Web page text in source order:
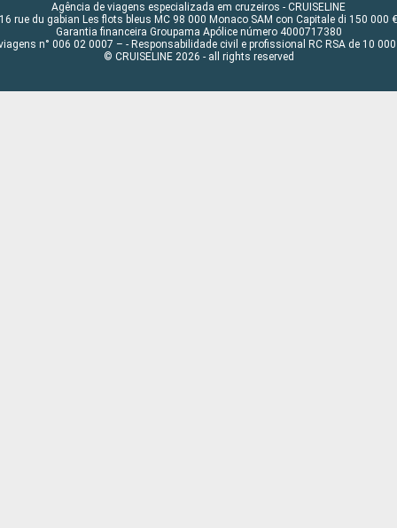
Agência de viagens especializada em cruzeiros - CRUISELINE
16 rue du gabian Les flots bleus MC 98 000 Monaco SAM con Capitale di 150 000 €
Garantia financeira Groupama Apólice número 4000717380
n° 006 02 0007 – - Responsabilidade civil e profissional RC RSA de 10 000
© CRUISELINE 2026 - all rights reserved